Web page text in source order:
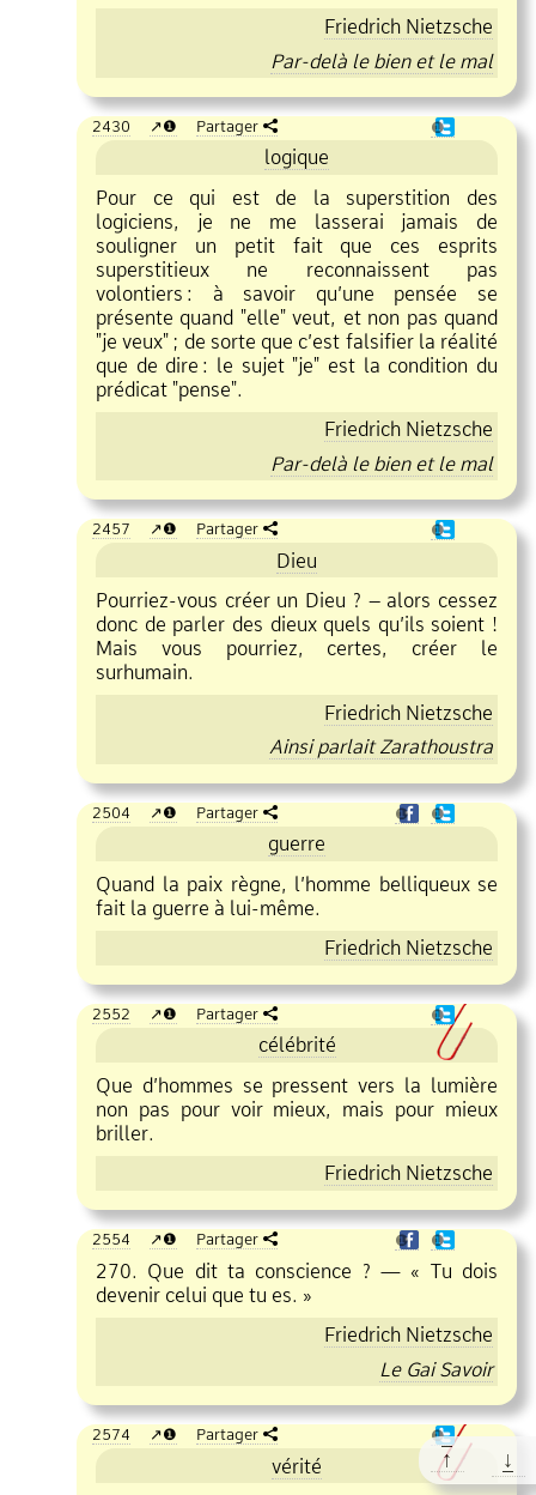
Friedrich Nietzsche
Par delà le bien et le mal
2430 ❶ Partager ❶
logique
Pour ce qui est de la superstition des
logiciens, je ne me lasserai jamais de
souligner un petit fait que ces esprits
superstitieux ne reconnaissent pas
volontiers : à savoir qu’une pensée se
présente quand "elle" veut, et non pas quand
"je veux" ; de sorte que c’est falsifier la réalité
que de dire : le sujet "je" est la condition du
prédicat "pense".
Friedrich Nietzsche
Par delà le bien et le mal
2457 ❶ Partager ❶
Dieu
Pourriez vous créer un Dieu ? – alors cessez
donc de parler des dieux quels qu’ils soient !
Mais vous pourriez, certes, créer le
surhumain.
Friedrich Nietzsche
Ainsi parlait Zarathoustra
2504 ❶ Partager ❶ ❶
guerre
Quand la paix règne, l’homme belliqueux se
fait la guerre à lui même.
Friedrich Nietzsche
2552 ❶ Partager ❶
célébrité
Que d’hommes se pressent vers la lumière
non pas pour voir mieux, mais pour mieux
briller.
Friedrich Nietzsche
2554 ❶ Partager ❶ ❶
270. Que dit ta conscience ? — « Tu dois
devenir celui que tu es. »
Friedrich Nietzsche
Le Gai Savoir
2574 ❶ Partager ❶
vérité
↑ ↓